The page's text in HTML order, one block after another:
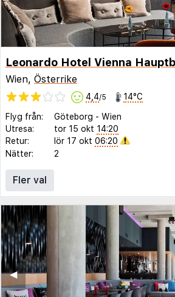
Wien, Österrike
4,4/5 14°C
Flyg från: Göteborg - Wien
Utresa:
tor 15 okt 14:20
Retur:
lör 17 okt 06:20
Nätter:
2
Fler val
◀︎